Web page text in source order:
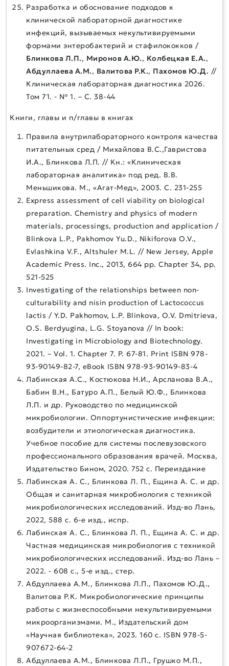
Разработка и обоснование подходов к
клинической лабораторной диагностике
инфекций, вызываемых некультивируемыми
формами энтеробактерий и стафилококков /
Блинкова Л.П., Миронов А.Ю., Колбецкая Е.А.,
Абдуллаева А.М., Валитова Р.К., Пахомов Ю.Д. //
Клиническая лабораторная диагностика 2026.
Том 71. - № 1. – С. 38-44
Книги, главы и п/главы в книгах
Правила внутрилабораторного контроля качества
питательных сред / Михайлова В.С.,Гавристова
И.А., Блинкова Л.П. // Кн.: «Клиническая
лабораторная аналитика» под ред. В.В.
Меньшикова. М., «Агат-Мед», 2003. С. 231-255
Express assessment of cell viability on biological
preparation. Chemistry and physics of modern
materials, processings, production and application /
Blinkova L.P., Pakhomov Yu.D., Nikiforova O.V.,
Evlashkina V.F., Altshuler M.L. // New Jersey, Apple
Academic Press. Inc., 2013, 664 pp. Chapter 34, pp.
521-525
Investigating of the relationships between non-
culturability and nisin production of Lactococcus
lactis / Y.D. Pakhomov, L.P. Blinkova, O.V. Dmitrieva,
O.S. Berdyugina, L.G. Stoyanova // In book:
Investigating in Microbiology and Biotechnology.
2021. – Vol. 1. Chapter 7. P. 67-81. Print ISBN 978-
93-90149-82-7, eBook ISBN 978-93-90149-83-4
Лабинская А.С., Костюкова Н.И., Арсланова В.А.,
Бабин В.Н., Батуро А.П., Белый Ю.Ф., Блинкова
Л.П. и др. Руководство по медицинской
микробиологии. Оппортунистические инфекции:
возбудители и этиологическая диагностика.
Учебное пособие для системы послевузовского
профессионального образования врачей. Москва,
Издательство Бином, 2020. 752 с. Переиздание
Лабинская А. С., Блинкова Л. П., Ещина А. С. и др.
Общая и санитарная микробиология с техникой
микробиологических исследований. Изд-во Лань,
2022, 588 с. 6-е изд., испр.
Лабинская А. С., Блинкова Л. П., Ещина А. С. и др.
Частная медицинская микробиология с техникой
микробиологических исследований. Изд-во Лань –
2022. - 608 с., 5-е изд., стер.
Абдуллаева А.М., Блинкова Л.П., Пахомов Ю.Д.,
Валитова Р.К. Микробиологические принципы
работы с жизнеспособными некультивируемыми
микроорганизмами. М., Издательский дом
«Научная библиотека», 2023. 160 с. ISBN 978-5-
907672-64-2
Абдуллаева А.М., Блинкова Л.П., Грушко М.П.,